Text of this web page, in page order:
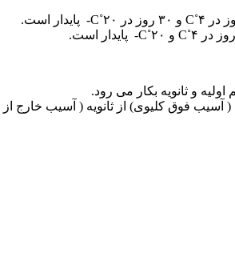
و ثانویه بکار می رود.
( آسیب فوق کلیوی) از ثانويه ( آسیب خارج